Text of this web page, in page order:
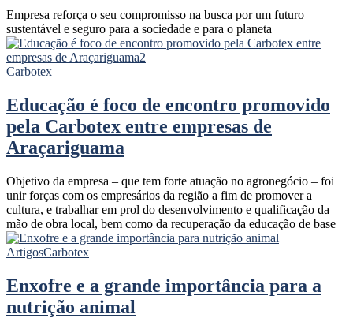
Empresa reforça o seu compromisso na busca por um futuro
sustentável e seguro para a sociedade e para o planeta
Carbotex
Educação é foco de encontro promovido
pela Carbotex entre empresas de
Araçariguama
Objetivo da empresa – que tem forte atuação no agronegócio – foi
unir forças com os empresários da região a fim de promover a
cultura, e trabalhar em prol do desenvolvimento e qualificação da
mão de obra local, bem como da recuperação da educação de base
ArtigosCarbotex
Enxofre e a grande importância para a
nutrição animal